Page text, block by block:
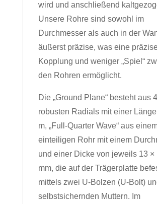
wird und anschließend
Unsere Rohre sind sowohl im
Durchmesser als auch in der
äußerst präzise, ​​was eine
Kopplung und weniger „Spiel“
den Rohren ermöglicht.
Die „Ground Plane“ besteht aus 4
robusten Radials mit einer
m, „Full-Quarter Wave“ aus
einteiligen Rohr mit einem
und einer Dicke von jeweils 13 ×
mm, die auf der Trägerplatte
mittels zwei U-Bolzen (U-Bolt)
selbstsichernden Muttern. Im